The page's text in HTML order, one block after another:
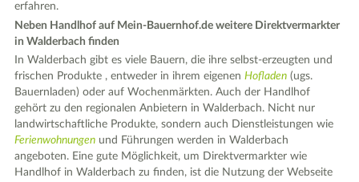
erfahren.
Neben Handlhof auf Mein-Bauernhof.de weitere Direktvermarkter
in Walderbach finden
In Walderbach gibt es viele Bauern, die ihre selbst-erzeugten und
frischen Produkte , entweder in ihrem eigenenHofladen (ugs.
Bauernladen) oder auf Wochenmärkten. Auch der Handlhof
gehört zu den regionalen Anbietern in Walderbach. Nicht nur
landwirtschaftliche Produkte, sondern auch Dienstleistungen wie
Ferienwohnungen und Führungen werden in Walderbach
angeboten. Eine gute Möglichkeit, um Direktvermarkter wie
Handlhof in Walderbach zu finden, ist die Nutzung der Webseite